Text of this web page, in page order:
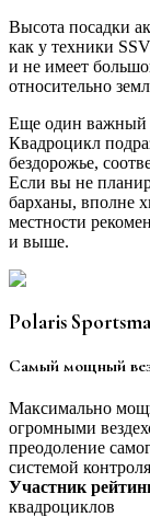
Высота посадки
как у техники
и не имеет
относительно
Еще один важный
Квадроцикл
бездорожье,
Если вы не
барханы, вполне
местности
и выше.
Polaris
Самый мощный
Максимально
огромными
преодоление
системой
Участник
квадроциклов